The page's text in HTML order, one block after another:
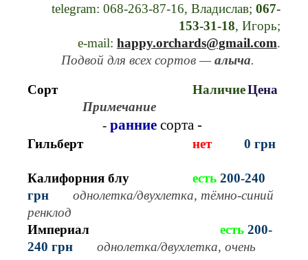
telegram: 068-263-87-16, Владислав; 067-
153-31-18, Игорь;
e-mail: happy.orchards@gmail.com.
Подвой для всех сортов —алыча.
Сорт НаличиеЦена
Примечание
-ранниесорта -
Гильберт нет 0 грн
Калифорния блу есть 200-240
грноднолетка/двухлетка, тёмно-синий
ренклод
Империал
есть 200-
240 грноднолетка/двухлетка,очень